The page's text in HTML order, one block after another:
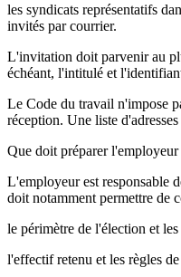
les syndicats représentatifs
invités par courrier.
L'invitation doit parvenir au
échéant, l'intitulé et
Le Code du travail n'impose
réception. Une liste
Que doit préparer
L'employeur est responsable
doit notamment permettre de
le périmètre de l'élection et
l'effectif retenu et les règles